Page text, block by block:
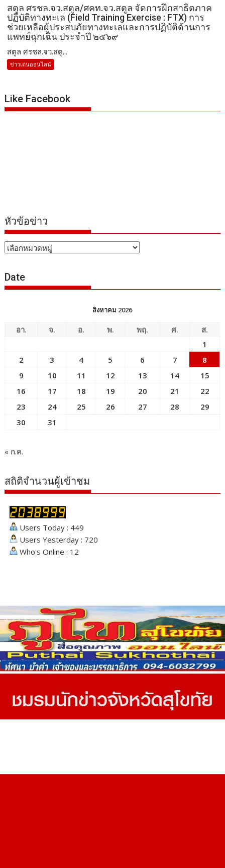
สตูล ศรชล.จว.สตูล/ศคท.จว.สตูล จัดการฝึกสาธิตภาค
ปฏิบัติทางทะเล (Field Training Exercise : FTX) การ
ช่วยเหลือผู้ประสบภัยทางทะเลและการปฏิบัติด้านการ
แพทย์ฉุกเฉิน ประจำปี ๒๕๖๙
สตูล ศรชล.จว.สตู...
ข่าวเด่นออนไลน์
Like Facebook
หัวข้อข่าว
หัวข้อ
Date
สิงหาคม 2026
อา. จ. อ. พ. พฤ. ศ.
ส.
1
2
3 4 5 6 7
8
9
10 11 12 13 14
15
16
17 18 19 20 21
22
23
24 25 26 27 28
29
30
31
« ก.ค.
สถิติจำนวนผู้เข้าชม
Users Today : 449
Users Yesterday : 720
Who's Online : 12